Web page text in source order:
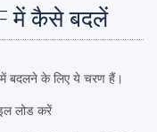
में कैसे बदलें
बदलने के लिए ये चरण हैं।
लोड करें